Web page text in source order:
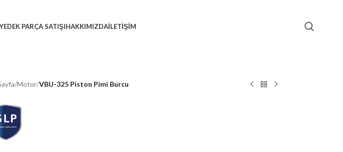
YEDEK PARÇA SATIŞIHAKKIMIZDAİLETIŞIM
/Motor/VBU-325 Piston Pimi Burcu